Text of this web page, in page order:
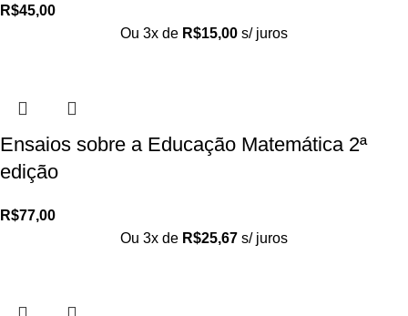
R$45,00
Ou 3x de R$15,00 s/ juros
Ensaios sobre a Educação Matemática 2ª
edição
R$77,00
Ou 3x de R$25,67 s/ juros